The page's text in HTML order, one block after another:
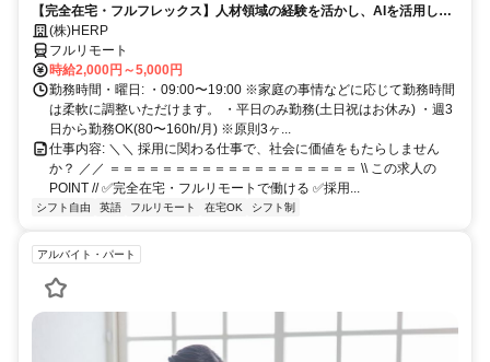
【完全在宅・フルフレックス】人材領域の経験を活かし、AIを活用した
最先端の採用システムに携われる！
(株)HERP
フルリモート
時給2,000円～5,000円
勤務時間・曜日: ・09:00〜19:00 ※家庭の事情などに応じて勤務時間
は柔軟に調整いただけます。 ・平日のみ勤務(土日祝はお休み) ・週3
日から勤務OK(80〜160h/月) ※原則3ヶ...
仕事内容: ＼＼ 採用に関わる仕事で、社会に価値をもたらしません
か？ ／／ ＝＝＝＝＝＝＝＝＝＝＝＝＝＝＝＝＝＝＝ \\ この求人の
POINT // ✅完全在宅・フルリモートで働ける ✅採用...
シフト自由 英語 フルリモート 在宅OK シフト制
アルバイト・パート